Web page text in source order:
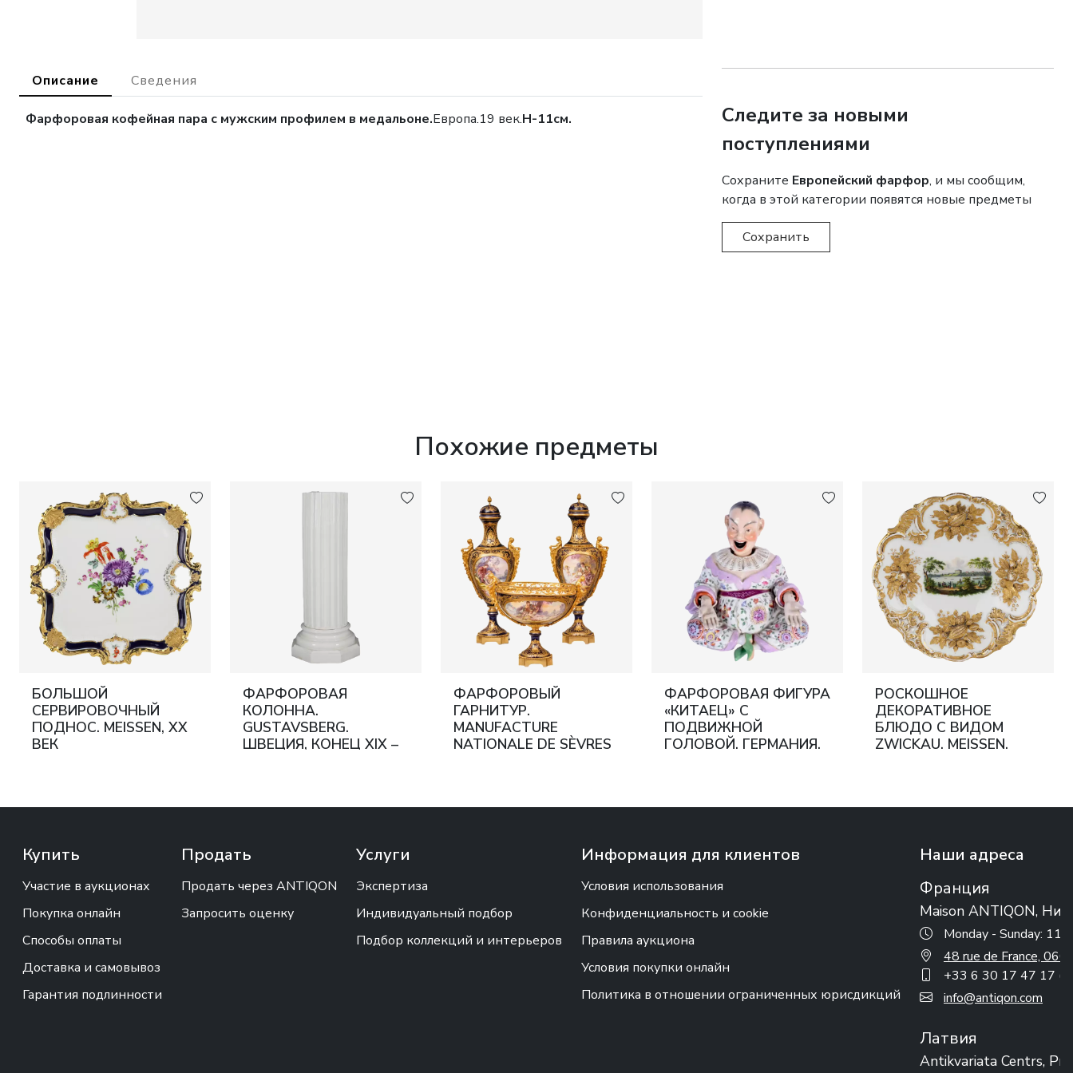
Описание Сведения
Фарфоровая кофейная пара с мужским профилем в медальоне.Европа.19 век.Н-11см.
Следите за новыми
поступлениями
Сохраните Европейский фарфор, и мы сообщим,
когда в этой категории появятся новые предметы
Сохранить
Похожие предметы
БОЛЬШОЙ
СЕРВИРОВОЧНЫЙ
ПОДНОС. MEISSEN, XX
ВЕК
ФАРФОРОВАЯ
КОЛОННА.
GUSTAVSBERG.
ШВЕЦИЯ, КОНЕЦ XIX –
ФАРФОРОВЫЙ
ГАРНИТУР.
MANUFACTURE
NATIONALE DE SÈVRES
ФАРФОРОВАЯ ФИГУРА
«КИТАЕЦ» С
ПОДВИЖНОЙ
ГОЛОВОЙ. ГЕРМАНИЯ.
РОСКОШНОЕ
ДЕКОРАТИВНОЕ
БЛЮДО С ВИДОМ
ZWICKAU. MEISSEN.
Купить
Участие в аукционах
Покупка онлайн
Способы оплаты
Доставка и самовывоз
Гарантия подлинности
Продать
Продать через ANTIQON
Запросить оценку
Услуги
Экспертиза
Индивидуальный подбор
Подбор коллекций и интерьеров
Информация для клиентов
Условия использования
Конфиденциальность и cookie
Правила аукциона
Условия покупки онлайн
Политика в отношении ограниченных юрисдикций
Наши адреса
Франция
Maison ANTIQON,
Monday - Sunday:
48 rue de France,
+33 6 30 17 47 17
info@antiqon.com
Латвия
Antikvariata Centrs,